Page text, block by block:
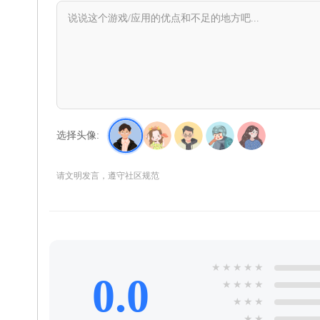
选择头像:
请文明发言，遵守社区规范
0.0
★ ★ ★ ★ ★
★ ★ ★ ★
★ ★ ★